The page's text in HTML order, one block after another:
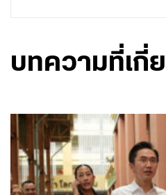
บทความที่เกี่